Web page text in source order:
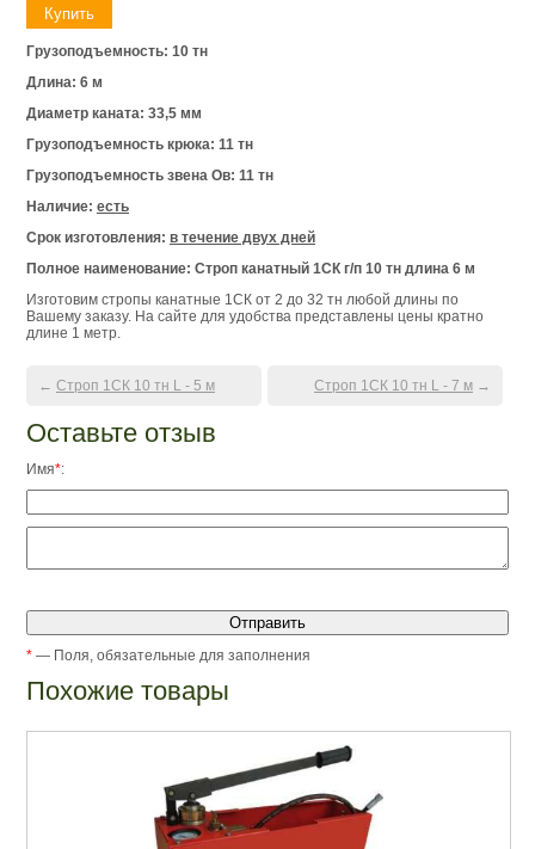
Грузоподъемность: 10 тн
Длина: 6 м
Диаметр каната: 33,5 мм
Грузоподъемность крюка: 11 тн
Грузоподъемность звена Ов: 11 тн
Наличие: есть
Срок изготовления: в течение двух дней
Полное наименование: Строп канатный 1СК г/п 10 тн длина 6 м
Изготовим стропы канатные 1СК от 2 до 32 тн любой длины по
Вашему заказу. На сайте для удобства представлены цены кратно
длине 1 метр.
← Строп 1СК 10 тн L - 5 м Строп 1СК 10 тн L - 7 м →
Оставьте отзыв
Имя*:
* — Поля, обязательные для заполнения
Похожие товары